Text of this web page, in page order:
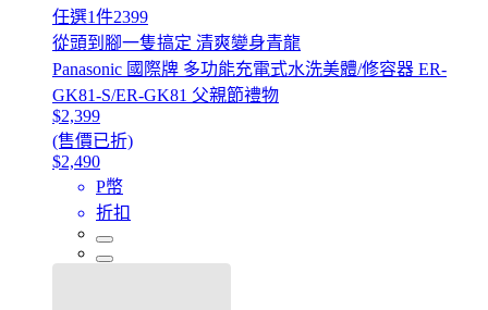
任選1件2399
從頭到腳一隻搞定 清爽變身青龍
Panasonic 國際牌 多功能充電式水洗美體/修容器 ER-
GK81-S/ER-GK81 父親節禮物
$2,399
(售價已折)
$2,490
P幣
折扣